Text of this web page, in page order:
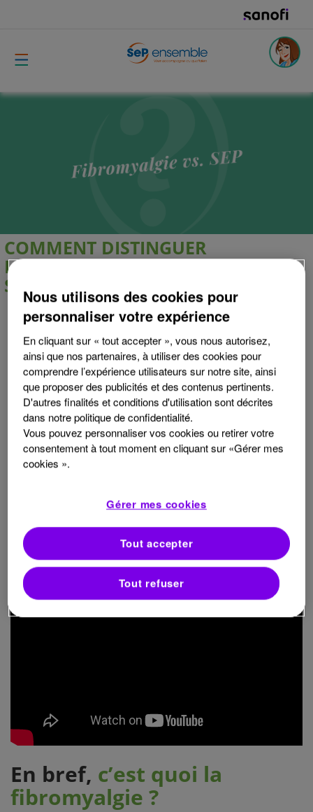
COMMENT DISTINGUER
LA FIBROMYALGIE DE LA
SCLÉROSE EN PLAQUES ?
Dans cette vidéo, Charlotte répond à vos interrogations sur
les différences retrouvées entre la fibromyalgie et la sclérose
en plaques.
La fibromyalgie et la sclérose en plaques sont deux
conditions médicales distinctes, mais elles peuvent parfois
partager dessymptômes similaires, ce qui peut prêter à
confusion. Comprendre les différences entre ces deux
affections est essentiel pour permettre un diagnostic précis
et une prise en charge appropriée.
réponsede Charlotte
En bref, c’est quoi la
fibromyalgie ?
Nous utilisons des cookies pour
personnaliser votre expérience
En cliquant sur « tout accepter », vous nous autorisez,
ainsi que nos partenaires, à utiliser des cookies pour
comprendre l’expérience utilisateurs sur notre site, ainsi
que proposer des publicités et des contenus pertinents.
D'autres finalités et conditions d'utilisation sont décrites
dans notre politique de confidentialité.
Vous pouvez personnaliser vos cookies ou retirer votre
consentement à tout moment en cliquant sur «Gérer mes
cookies ».
Gérer mes cookies
Tout refuser
Tout accepter